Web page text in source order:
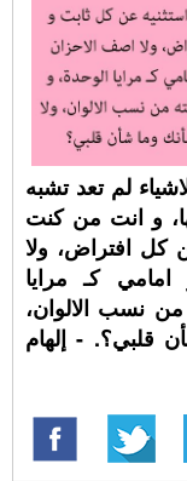
لم تعد تشبه
و انت من كنت
كل افتراض، ولا
كـ مرايا
من نسب الالوان،
قلبي؟. - إلهام